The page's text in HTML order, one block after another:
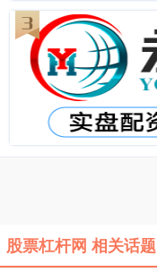
股票杠杆网 相关话题